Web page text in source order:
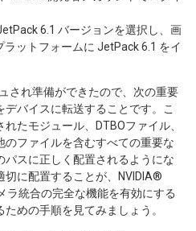
6.1 バージョンを選択し、画
ットフォームに JetPack 6.1 をイ
され準備ができたので、次の重要
バイスに転送することです。こ
たモジュール、DTBOファイル、
ファイルを含むすべての重要な
パスに正しく配置されるようにな
切に配置することが、NVIDIA®
統合の完全な機能を有効にする
めの手順を見てみましょう。